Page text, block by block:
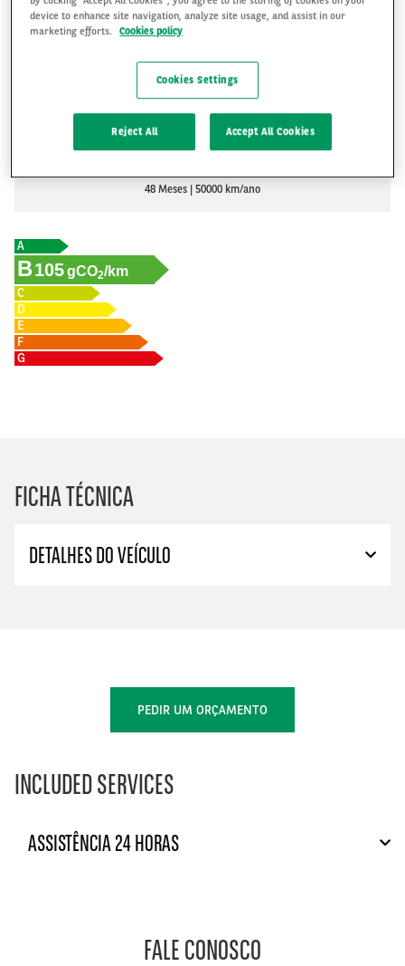
R$2,968
PEDIR UM ORÇAMENTO
48 Meses 50000 km/ano
A
B105gCO2/km
C
D
E
F
G
FICHA TÉCNICA
DETALHES DO VEÍCULO
PEDIR UM ORÇAMENTO
INCLUDED SERVICES
ASSISTÊNCIA 24 HORAS
FALE CONOSCO
device to enhance site navigation, analyze site usage, and assist in our
marketing efforts.
Cookies policy
Cookies Settings
Reject All Accept All Cookies